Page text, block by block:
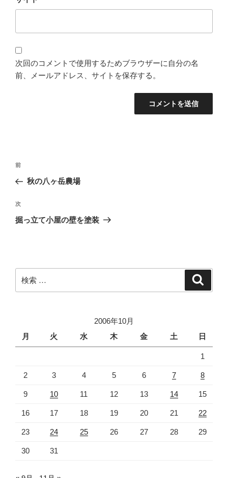
次回のコメントで使用するためブラウザーに自分の名
前、メールアドレス、サイトを保存する。
投
ナ
ビ
ゲ
ン
過
去
投
稿
前
秋の八ヶ岳農場
次
の
次
掘っ立て小屋の壁を塗装
索:
2006年10月
月
火 水 木 金 土 日
1
2 3 4 5 6 7 8
9 10 11 12 13 14 15
16 17 18 19 20 21 22
23 24 25 26 27 28 29
30 31